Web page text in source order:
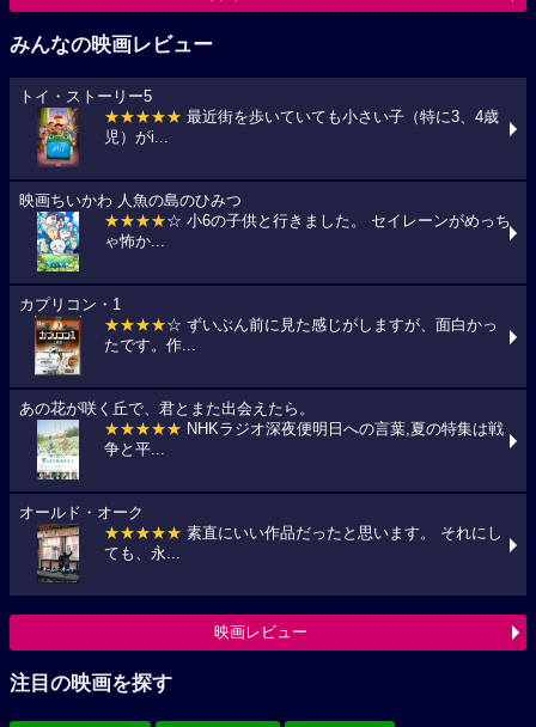
みんなの映画レビュー
トイ・ストーリー5
★★★★★ 最近街を歩いていても小さい子（特に3、4歳
児）がi...
映画ちいかわ 人魚の島のひみつ
★★★★☆ 小6の子供と行きました。 セイレーンがめっち
ゃ怖か...
カプリコン・1
★★★★☆ ずいぶん前に見た感じがしますが、面白かっ
たです。作...
あの花が咲く丘で、君とまた出会えたら。
★★★★★ NHKラジオ深夜便明日への言葉,夏の特集は戦
争と平...
オールド・オーク
★★★★★ 素直にいい作品だったと思います。 それにし
ても、永...
映画レビュー
注目の映画を探す